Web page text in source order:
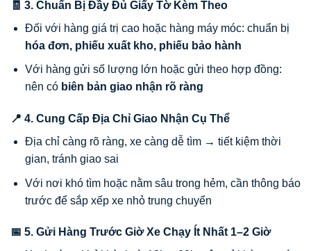
🧾 3. Chuẩn Bị Đầy Đủ Giấy Tờ Kèm Theo
Đối với hàng giá trị cao hoặc hàng máy móc: chuẩn bị
hóa đơn, phiếu xuất kho, phiếu bảo hành
Với hàng gửi số lượng lớn hoặc gửi theo hợp đồng:
nên có biên bản giao nhận rõ ràng
📍 4. Cung Cấp Địa Chỉ Giao Nhận Cụ Thể
Địa chỉ càng rõ ràng, xe càng dễ tìm → tiết kiệm thời
gian, tránh giao sai
Với nơi khó tìm hoặc nằm sâu trong hẻm, cần thông báo
trước để sắp xếp xe nhỏ trung chuyển
📅 5. Gửi Hàng Trước Giờ Xe Chạy Ít Nhất 1–2 Giờ